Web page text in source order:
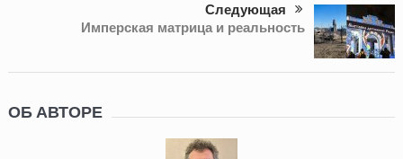
Следующая
Имперская матрица и реальность
ОБ АВТОРЕ